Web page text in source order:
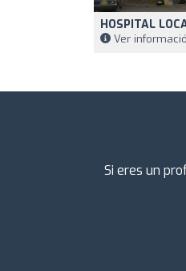
HOSPITAL
Ver
Si eres un